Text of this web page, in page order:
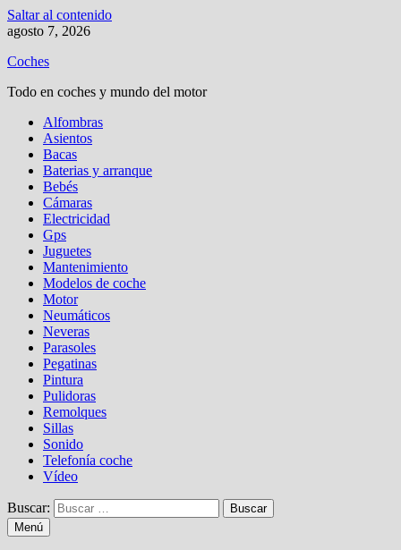
Saltar al contenido
agosto 7, 2026
Coches
Todo en coches y mundo del motor
Alfombras
Asientos
Bacas
Baterias y arranque
Bebés
Cámaras
Electricidad
Gps
Juguetes
Mantenimiento
Modelos de coche
Motor
Neumáticos
Neveras
Parasoles
Pegatinas
Pintura
Pulidoras
Remolques
Sillas
Sonido
Telefonía coche
Vídeo
Buscar:
Menú